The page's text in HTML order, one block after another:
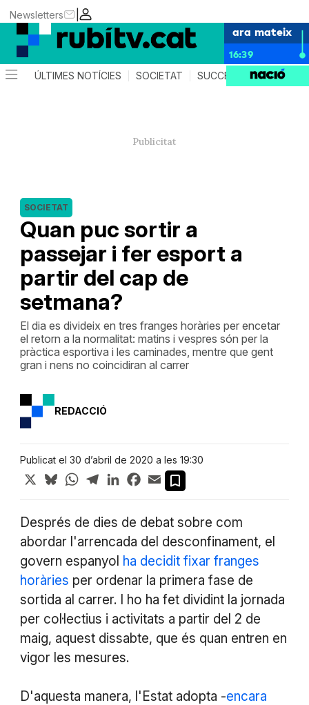
|
Newsletters
ara mateix
16:39
ÚLTIMES NOTÍCIES SOCIETAT SUCCESSOS
Quan puc sortir a
passejar i fer esport a
partir del cap de
setmana?
SOCIETAT
El dia es divideix en tres franges horàries per encetar
el retorn a la normalitat: matins i vespres són per la
pràctica esportiva i les caminades, mentre que gent
gran i nens no coincidiran al carrer
REDACCIÓ
Publicat el 30 d’abril de 2020 a les 19:30
X BlueskyWhatsApp
TelegramLinkedInFacebook
Email
Després de dies de debat sobre com
abordar l'arrencada del desconfinament, el
govern espanyol ha decidit fixar franges
horàries per ordenar la primera fase de
sortida al carrer. I ho ha fet dividint la jornada
per col·lectius i activitats a partir del 2 de
maig, aquest dissabte, que és quan entren en
vigor les mesures.
D'aquesta manera, l'Estat adopta -encara